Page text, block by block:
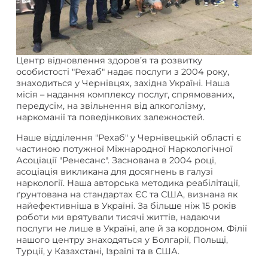
Центр відновлення здоров’я та розвитку
особистості "Рехаб" надає послуги з 2004 року,
знаходиться у Чернівцях, західна Україні. Наша
місія – надання комплексу послуг, спрямованих,
передусім, на звільнення від алкоголізму,
наркоманії та поведінкових залежностей.
Наше відділення "Рехаб" у Чернівецькій області є
частиною потужної Міжнародної Наркологічної
Асоціації "Ренесанс". Заснована в 2004 році,
асоціація викликана для досягнень в галузі
наркології. Наша авторська методика реабілітації,
ґрунтована на стандартах ЄС та США, визнана як
найефективніша в Україні. За більше ніж 15 років
роботи ми врятували тисячі життів, надаючи
послуги не лише в Україні, але й за кордоном. Філії
нашого центру знаходяться у Болгарії, Польщі,
Турції, у Казахстані, Ізраїлі та в США.